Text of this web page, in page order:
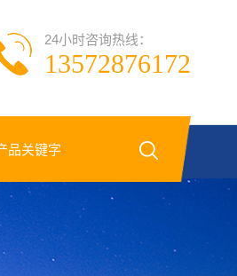
24小时咨询热线：
13572876172